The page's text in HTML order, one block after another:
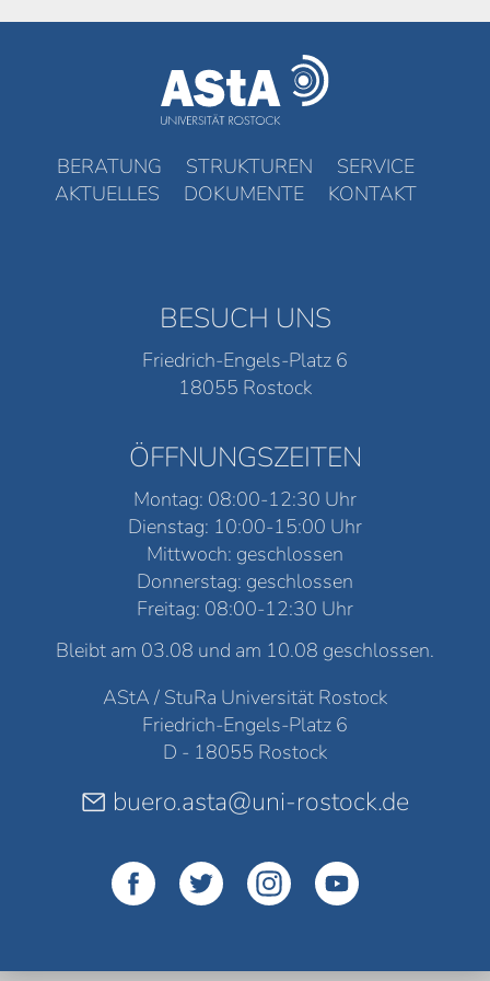
BERATUNG STRUKTUREN
SERVICE
AKTUELLES
DOKUMENTE KONTAKT
BESUCH UNS
Friedrich-Engels-Platz 6
18055 Rostock
ÖFFNUNGSZEITEN
Montag: 08:00-12:30 Uhr
Dienstag: 10:00-15:00 Uhr
Mittwoch: geschlossen
Donnerstag: geschlossen
Freitag: 08:00-12:30 Uhr
Bleibt am 03.08 und am 10.08 geschlossen.
AStA / StuRa Universität Rostock
Friedrich-Engels-Platz 6
D - 18055 Rostock
buero.asta@uni-rostock.de